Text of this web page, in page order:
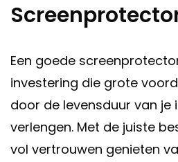
Een goede
investering die grote
door de levensduur van je
verlengen. Met de juiste
vol vertrouwen genieten